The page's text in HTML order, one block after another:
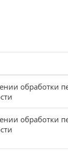
обработки
обработки